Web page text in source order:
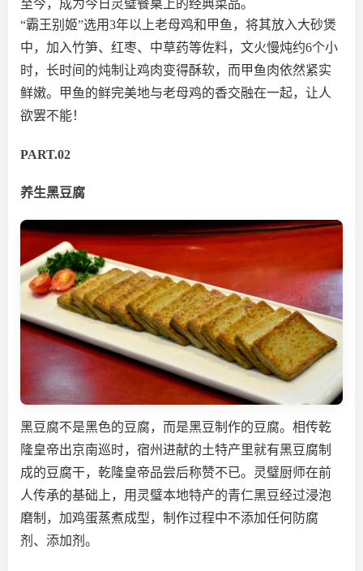
至今，成为今日灵璧餐桌上的经典菜品。
“霸王别姬”选用3年以上老母鸡和甲鱼，将其放入大砂煲
中，加入竹笋、红枣、中草药等佐料，文火慢炖约6个小
时，长时间的炖制让鸡肉变得酥软，而甲鱼肉依然紧实
鲜嫩。甲鱼的鲜完美地与老母鸡的香交融在一起，让人
欲罢不能！
PART.02
养生黑豆腐
黑豆腐不是黑色的豆腐，而是黑豆制作的豆腐。相传乾
隆皇帝出京南巡时，宿州进献的土特产里就有黑豆腐制
成的豆腐干，乾隆皇帝品尝后称赞不已。灵璧厨师在前
人传承的基础上，用灵璧本地特产的青仁黑豆经过浸泡
磨制，加鸡蛋蒸煮成型，制作过程中不添加任何防腐
剂、添加剂。